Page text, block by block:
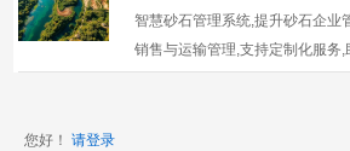
智慧砂石管理系统,提升砂石企业
销售与运输管理,支持定制化服务
您好！ 请登录